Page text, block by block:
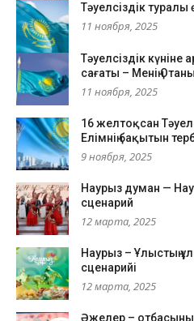
Тәуелсіздік
11 ноября, 2025
Тәуелсіздік күніне
сағаты – Менің
11 ноября, 2025
16 желтоқсан
Елімнің бақытын
9 ноября, 2025
Наурыз думан —
сценарий
12 марта, 2025
Наурыз – Ұлыстың
сценарийі
12 марта, 2025
Әжелер –